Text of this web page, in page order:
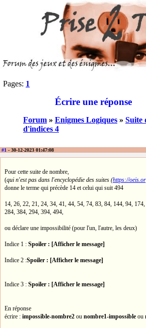
Pages: 1
Écrire une réponse
Forum » Enigmes Logiques » Suite
d'indices 4
#1 - 30-12-2023 01:47:08
Pour cette suite de nombre,
(qui n'est pas dans l'encyclopédie des suites (https://
donne le terme qui précède 14 et celui qui suit 494
14, 26, 22, 21, 24, 34, 41, 44, 54, 74, 83, 84, 144, 94,
284, 384, 294, 394, 494,
ou déclare une impossibilité (pour l'un, l'autre, les deux)
Indice 1 : Spoiler : [Afficher le message]
Indice 2 :Spoiler : [Afficher le message]
Indice 3 : Spoiler : [Afficher le message]
En réponse
écrire : impossible-nombre2 ou nombre1-impossible ou